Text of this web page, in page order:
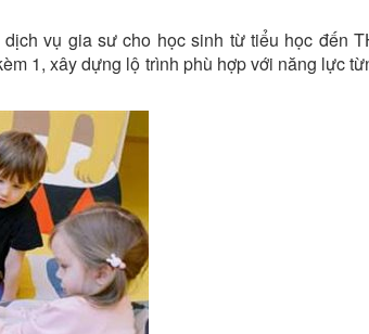
vụ gia sư cho học sinh từ tiểu học đến
1, xây dựng lộ trình phù hợp với năng lực